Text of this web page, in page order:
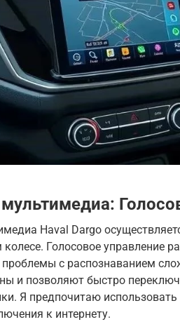
Haval Dargo
Голосовое управление
с распознаванием
и позволяют быстро
Я предпочитаю
к интернету.